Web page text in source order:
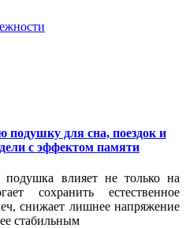
подушку для сна, поездок и
с эффектом памяти
подушка влияет не только на
сохранить естественное
снижает лишнее напряжение
стабильным